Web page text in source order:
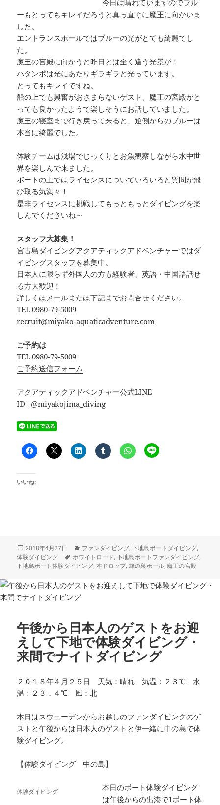
今日は晴れていますのでブル
ーもとってもキレイだろうと真っ直ぐに魔王に向かいま
した。
エントランスホールではブルーの光がとても綺麗でし
た。
魔王の宮殿に向かうと昨日とは全く違う光景が！
ハタンポは光にあたりギラギラと光っています。
とってもキレイですね。
船の上でも興奮がおさまらないゲスト、魔王の宮殿がと
っても良かったようで楽しそうにお話していました。
魔王の寝室まで行き戻って来ると、逆側からのブルーは
本当に綺麗でした。
体験チームは浅場でじっくりとお魚観察しながら水中世
界を楽しんで来ました。
ボートの上ではライセンスについていろいろと質問が飛
び取る気満々！
是非ライセンスに挑戦してもっともっとダイビングを楽
しんでくださいね～
スタッフ大募集！
宮古島ダイビングアクアティックアドベンチャーではダ
イビングスタッフを募集中。
日本人に限らず外国人の方も経験者、英語・中国語話せ
る方大歓迎！
詳しくはメールまたは下記までお問合せください。
TEL 0980-79-5009
recruit@miyako-aquaticadventure.com
ご予約は
TEL 0980-79-5009
ご予約送信フォーム
アクアティックアドベンチャー公式LINE
ID : @miyakojima_diving
いいね:
投
稿
日:
2018年4月27日
カ
テ
ゴ
ー
ファンダイビング,下地島ボートダイビング,
体験ダイビング
タ
グ
ホワイトロード,下地島ボートファンダイビング,
下地島ボート体験ダイビング,本ドロップ,蜂の巣ホール, 魔王の宮殿
午後から日本人のゲストをお迎
えして下地で体験ダイビング・
来間でナイトダイビング
２０１８年４月２５日 天気：晴れ 気温：２３℃ 水
温：２３．４℃ 風：北
本日はスウェーデンからお越しのファンダイビングのゲ
ストと午後からは日本人のゲストと伊一緒に中の島で体
験ダイビング。
【体験ダイビング 中の島】
体験ダイビング
本日のボート体験ダイビング
は午後からの出港で1ボート体